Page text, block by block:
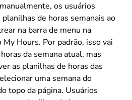
os usuários
de horas semanais ao
na barra de menu na
Hours. Por padrão, isso vai
da semana atual, mas
as planilhas de horas das
uma semana do
topo da página. Usuários